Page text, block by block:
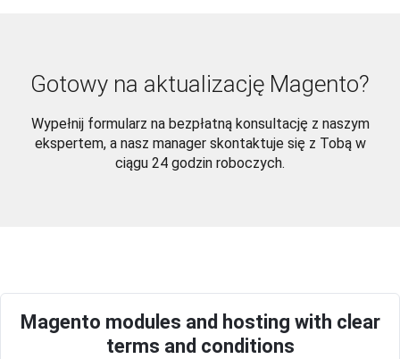
Gotowy na aktualizację Magento?
Wypełnij formularz na bezpłatną konsultację z naszym
ekspertem, a nasz manager skontaktuje się z Tobą w
ciągu 24 godzin roboczych.
Magento modules and hosting with clear
terms and conditions